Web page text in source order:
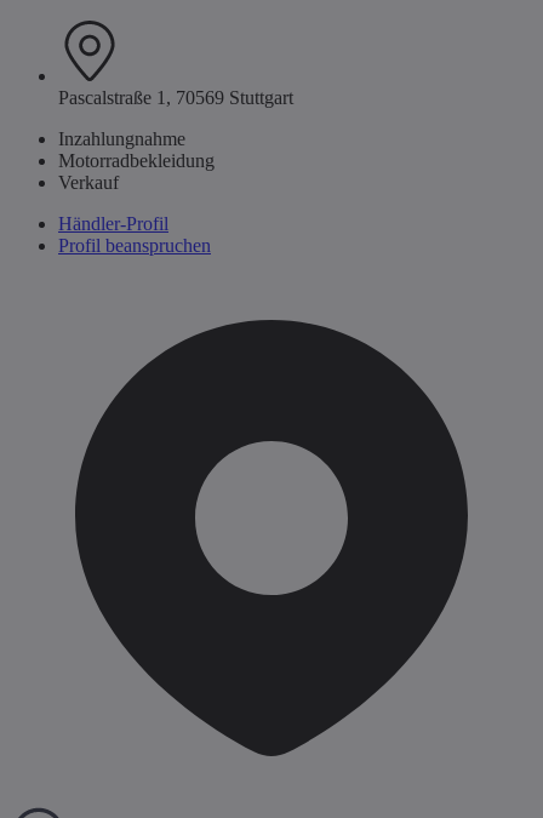
Pascalstraße 1, 70569 Stuttgart
Inzahlungnahme
Motorradbekleidung
Verkauf
Händler-Profil
Profil beanspruchen